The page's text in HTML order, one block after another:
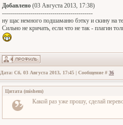
Добавлено (03 Августа 2013, 17:38)
---------------------------------------------
ну щас немного подшаманю бэтку и скину на
Сильно не кричать, если что не так - плагин
Дата: Сб, 03 Августа 2013, 17:45 | Сообщение # 36
Цитата (mishem)
Какой раз уже прошу, сделай